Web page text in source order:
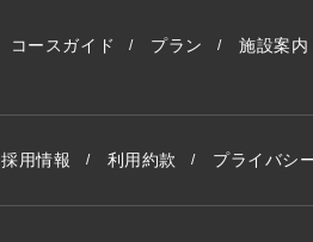
コースガイド プラン 施設案内
採用情報 利用約款 プライバシ